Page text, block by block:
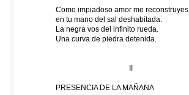
Como impiadoso amor me reconstruyes
en tu mano del sal deshabitada.
La negra vos del infinito rueda.
Una curva de piedra detenida.
PRESENCIA DE LA MAÑANA